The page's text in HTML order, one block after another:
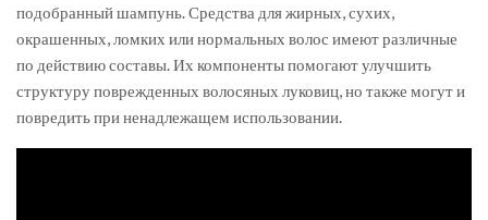
подобранный шампунь. Средства для жирных, сухих,
окрашенных, ломких или нормальных волос имеют различные
по действию составы. Их компоненты помогают улучшить
структуру поврежденных волосяных луковиц, но также могут и
повредить при ненадлежащем использовании.